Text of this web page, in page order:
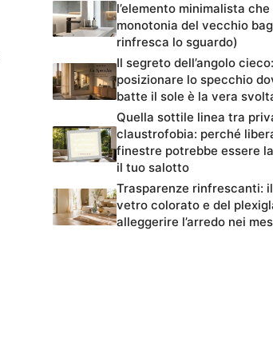
l’elemento minimalista
monotonia del vecchio
rinfresca lo sguardo)
Il segreto dell’angolo
posizionare lo specchio
batte il sole è la vera
Quella sottile linea tra
claustrofobia: perché
finestre potrebbe essere
il tuo salotto
Trasparenze rinfrescanti:
vetro colorato e del
alleggerire l’arredo nei